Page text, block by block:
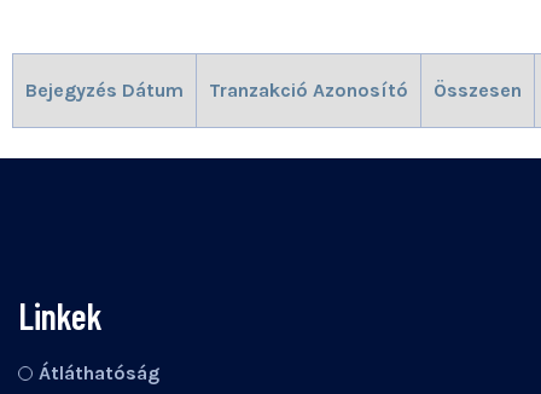
Bejegyzés Dátum Tranzakció Azonosító Összesen
Linkek
Átláthatóság